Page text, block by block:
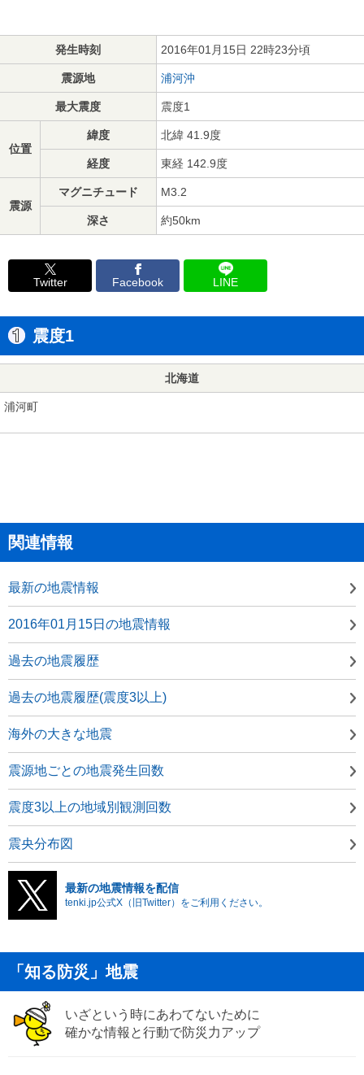
発生時刻 2016年01月15日 22時23分頃
震源地 浦河沖
最大震度 震度1
位置
緯度 北緯 41.9度
経度 東経 142.9度
震源
マグニチュード M3.2
深さ 約50km
Twitter Facebook LINE
震度1
北海道
浦河町
関連情報
最新の地震情報
2016年01月15日の地震情報
過去の地震履歴
過去の地震履歴(震度3以上)
海外の大きな地震
震源地ごとの地震発生回数
震度3以上の地域別観測回数
震央分布図
最新の地震情報を配信
tenki.jp公式X（旧Twitter）をご利用ください。
「知る防災」地震
いざという時にあわてないために
確かな情報と行動で防災力アップ